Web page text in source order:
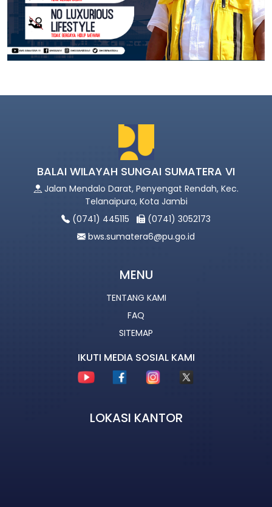
BALAI WILAYAH SUNGAI SUMATERA VI
Jalan Mendalo Darat, Penyengat Rendah, Kec.
Telanaipura, Kota Jambi
(0741) 445115
(0741) 3052173
bws.sumatera6@pu.go.id
MENU
TENTANG KAMI
FAQ
SITEMAP
IKUTI MEDIA SOSIAL KAMI
LOKASI KANTOR